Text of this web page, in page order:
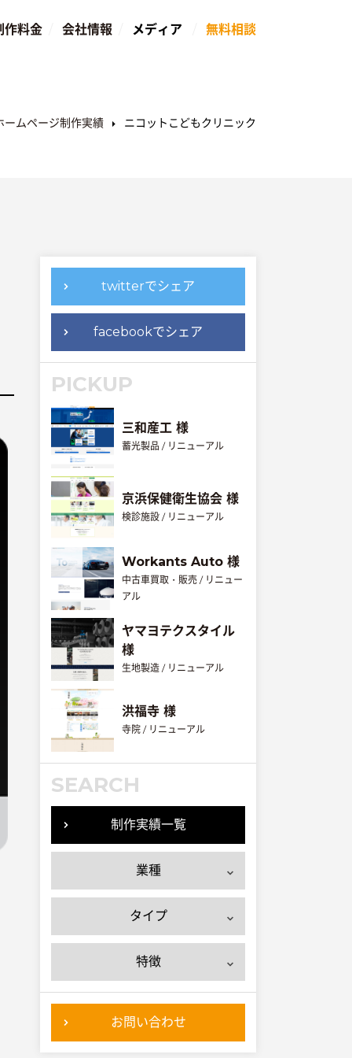
作料金 会社情報 メディア 無料相談
ームページ制作実績 ニコットこどもクリニック
twitterでシェア
facebookでシェア
PICKUP
三和産工 様
蓄光製品 / リニューアル
京浜保健衛生協会 様
検診施設 / リニューアル
Workants Auto 様
中古車買取・販売 / リニュー
アル
ヤマヨテクスタイル
様
生地製造 / リニューアル
洪福寺 様
寺院 / リニューアル
SEARCH
制作実績一覧
業種
タイプ
特徴
お問い合わせ